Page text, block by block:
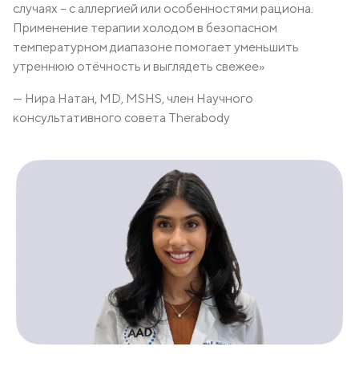
случаях – с аллергией или особенностями рациона.
Применение терапии холодом в безопасном
температурном диапазоне помогает уменьшить
утреннюю отёчность и выглядеть свежее»
— Нира Натан, MD, MSHS, член Научного
консультативного совета Therabody